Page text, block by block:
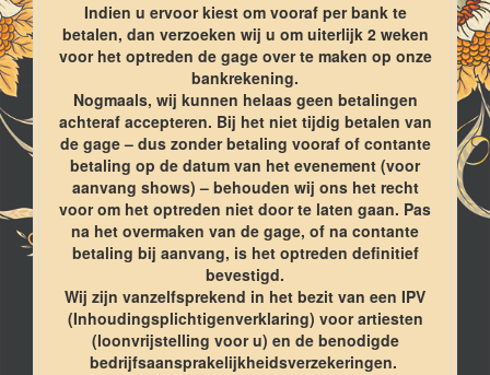
Indien u ervoor kiest om vooraf per bank te
betalen, dan verzoeken wij u om uiterlijk 2 weken
voor het optreden de gage over te maken op onze
bankrekening.
Nogmaals, wij kunnen helaas geen betalingen
achteraf accepteren. Bij het niet tijdig betalen van
de gage – dus zonder betaling vooraf of contante
betaling op de datum van het evenement (voor
aanvang shows) – behouden wij ons het recht
voor om het optreden niet door te laten gaan. Pas
na het overmaken van de gage, of na contante
betaling bij aanvang, is het optreden definitief
bevestigd.
Wij zijn vanzelfsprekend in het bezit van een IPV
(Inhoudingsplichtigenverklaring) voor artiesten
(loonvrijstelling voor u) en de benodigde
bedrijfsaansprakelijkheidsverzekeringen.